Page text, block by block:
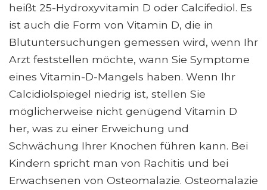
heißt 25-Hydroxyvitamin D oder Calcifediol. Es
ist auch die Form von Vitamin D, die in
Blutuntersuchungen gemessen wird, wenn Ihr
Arzt feststellen möchte, wann Sie Symptome
eines Vitamin-D-Mangels haben. Wenn Ihr
Calcidiolspiegel niedrig ist, stellen Sie
möglicherweise nicht genügend Vitamin D
her, was zu einer Erweichung und
Schwächung Ihrer Knochen führen kann. Bei
Kindern spricht man von Rachitis und bei
Erwachsenen von Osteomalazie. Osteomalazie